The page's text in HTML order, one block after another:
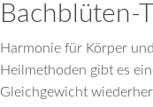
Bachblüten-
Harmonie für Körper
Heilmethoden gibt es
Gleichgewicht